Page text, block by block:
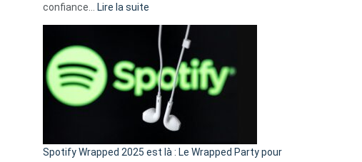
confiance…
Lire la suite
l’excuse
je
n’ai
pas
de
cash
»
Spotify Wrapped 2025 est là : Le Wrapped Party pour